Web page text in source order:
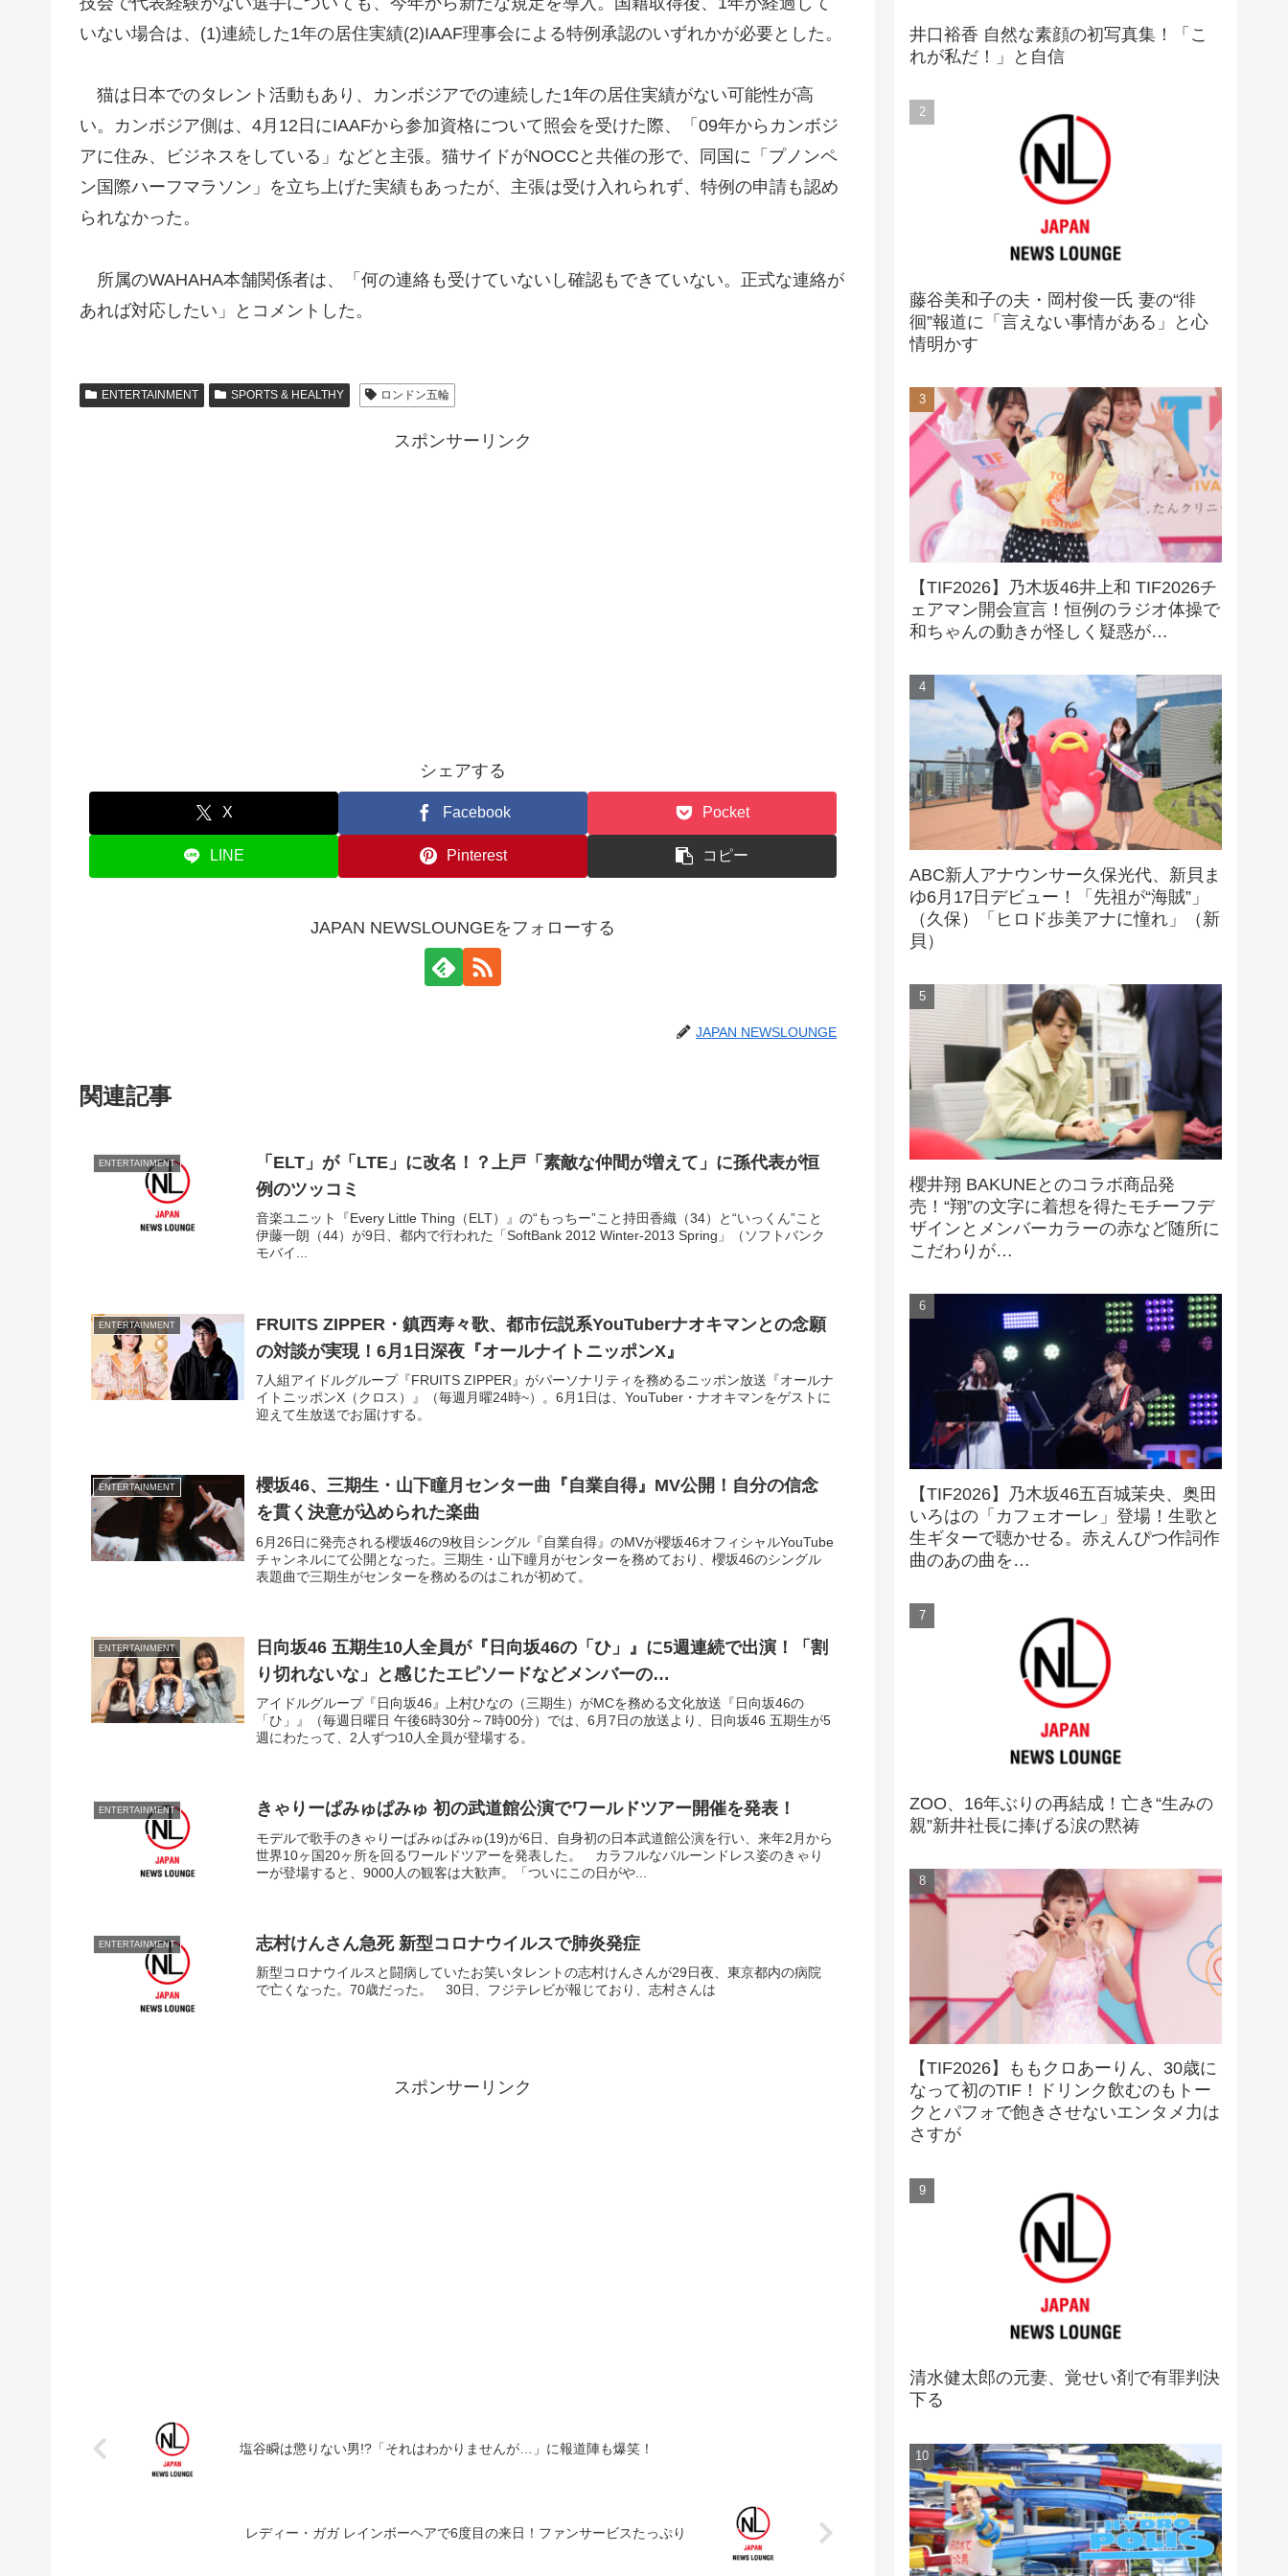
いない場合は、(1)連続した1年の居住実績(2)IAAF理事会による特例承認のいずれかが必要とした。
猫は日本でのタレント活動もあり、カンボジアでの連続した1年の居住実績がない可能性が高
い。カンボジア側は、4月12日にIAAFから参加資格について照会を受けた際、「09年からカンボジ
アに住み、ビジネスをしている」などと主張。猫サイドがNOCCと共催の形で、同国に「プノンペ
ン国際ハーフマラソン」を立ち上げた実績もあったが、主張は受け入れられず、特例の申請も認め
られなかった。
所属のWAHAHA本舗関係者は、「何の連絡も受けていないし確認もできていない。正式な連絡が
あれば対応したい」とコメントした。
ENTERTAINMENT SPORTS & HEALTHY ロンドン五輪
スポンサーリンク
シェアする
X Facebook Pocket
LINE Pinterest コピー
JAPAN NEWSLOUNGEをフォローする
JAPAN NEWSLOUNGE
関連記事
ENTERTAINMENT
「ELT」が「LTE」に改名！？上戸「素敵な仲間が増えて」に孫代表が恒
例のツッコミ
音楽ユニット『Every Little Thing（ELT）』の“もっちー”こと持田香織（34）と“いっくん”こと
伊藤一朗（44）が9日、都内で行われた「SoftBank 2012 Winter-2013 Spring」（ソフトバンク
モバイ...
ENTERTAINMENT
FRUITS ZIPPER・鎮西寿々歌、都市伝説系YouTuberナオキマンとの念願
の対談が実現！6月1日深夜『オールナイトニッポンX』
7人組アイドルグループ『FRUITS ZIPPER』がパーソナリティを務めるニッポン放送『オールナ
イトニッポンX（クロス）』（毎週月曜24時~）。6月1日は、YouTuber・ナオキマンをゲストに
迎えて生放送でお届けする。
ENTERTAINMENT
櫻坂46、三期生・山下瞳月センター曲『自業自得』MV公開！自分の信念
を貫く決意が込められた楽曲
6月26日に発売される櫻坂46の9枚目シングル『自業自得』のMVが櫻坂46オフィシャルYouTube
チャンネルにて公開となった。三期生・山下瞳月がセンターを務めており、櫻坂46のシングル
表題曲で三期生がセンターを務めるのはこれが初めて。
ENTERTAINMENT
日向坂46 五期生10人全員が『日向坂46の「ひ」』に5週連続で出演！「割
り切れないな」と感じたエピソードなどメンバーの…
アイドルグループ『日向坂46』上村ひなの（三期生）がMCを務める文化放送『日向坂46の
「ひ」』（毎週日曜日 午後6時30分～7時00分）では、6月7日の放送より、日向坂46 五期生が5
週にわたって、2人ずつ10人全員が登場する。
ENTERTAINMENT きゃりーぱみゅぱみゅ 初の武道館公演でワールドツアー開催を発表！
モデルで歌手のきゃりーぱみゅぱみゅ(19)が6日、自身初の日本武道館公演を行い、来年2月から
世界10ヶ国20ヶ所を回るワールドツアーを発表した。 カラフルなバルーンドレス姿のきゃり
ーが登場すると、9000人の観客は大歓声。「ついにこの日がや...
ENTERTAINMENT 志村けんさん急死 新型コロナウイルスで肺炎発症
新型コロナウイルスと闘病していたお笑いタレントの志村けんさんが29日夜、東京都内の病院
で亡くなった。70歳だった。 30日、フジテレビが報じており、志村さんは
スポンサーリンク
塩谷瞬は懲りない男!?「それはわかりませんが…」に報道陣も爆笑！
レディー・ガガ レインボーヘアで6度目の来日！ファンサービスたっぷり
井口裕香 自然な素顔の初写真集！「こ
れが私だ！」と自信
藤谷美和子の夫・岡村俊一氏 妻の“徘
徊”報道に「言えない事情がある」と心
情明かす
【TIF2026】乃木坂46井上和 TIF2026チ
ェアマン開会宣言！恒例のラジオ体操で
和ちゃんの動きが怪しく疑惑が…
ABC新人アナウンサー久保光代、新貝ま
ゆ6月17日デビュー！「先祖が“海賊”」
（久保）「ヒロド歩美アナに憧れ」（新
貝）
櫻井翔 BAKUNEとのコラボ商品発
売！“翔”の文字に着想を得たモチーフデ
ザインとメンバーカラーの赤など随所に
こだわりが…
【TIF2026】乃木坂46五百城茉央、奥田
いろはの「カフェオーレ」登場！生歌と
生ギターで聴かせる。赤えんぴつ作詞作
曲のあの曲を…
ZOO、16年ぶりの再結成！亡き“生みの
親”新井社長に捧げる涙の黙祷
【TIF2026】ももクロあーりん、30歳に
なって初のTIF！ドリンク飲むのもトー
クとパフォで飽きさせないエンタメ力は
さすが
清水健太郎の元妻、覚せい剤で有罪判決
下る